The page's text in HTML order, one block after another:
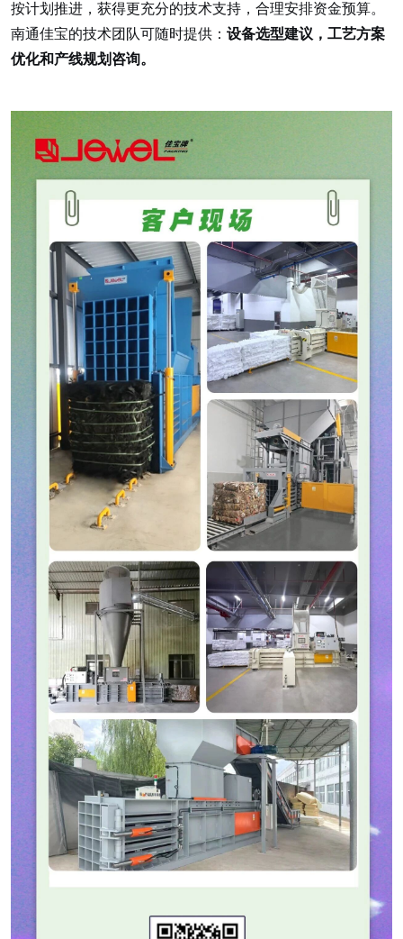
按计划推进，获得更充分的技术支持，合理安排资金预算。
南通佳宝的技术团队可随时提供： 设备选型建议，工艺方案
优化和产线规划咨询。